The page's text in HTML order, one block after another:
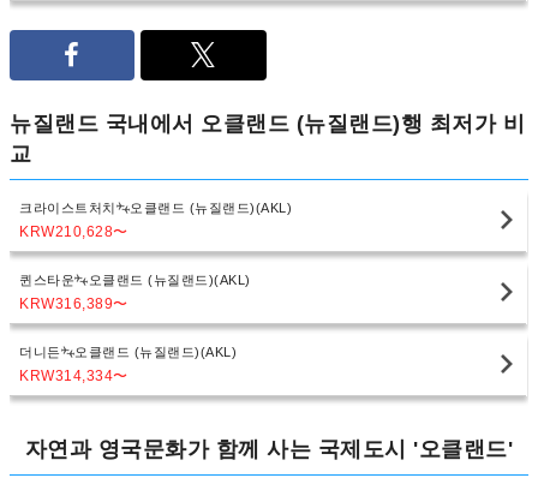
뉴질랜드 국내에서 오클랜드 (뉴질랜드)행 최저가 비
교
크라이스트처치 오클랜드 (뉴질랜드)(AKL)
KRW210,628〜
퀸스타운 오클랜드 (뉴질랜드)(AKL)
KRW316,389〜
더니든 오클랜드 (뉴질랜드)(AKL)
KRW314,334〜
자연과 영국문화가 함께 사는 국제도시 '오클랜드'